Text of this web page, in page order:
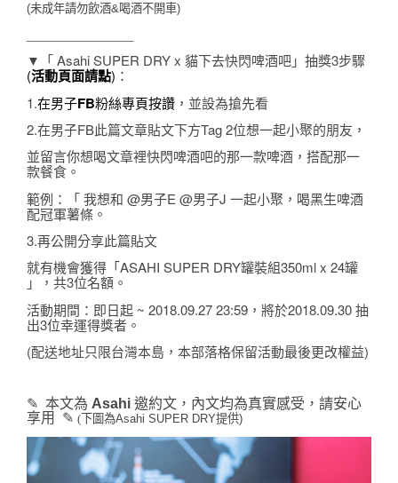
(未成年請勿飲酒&喝酒不開車)
▼「 Asahi SUPER DRY x 貓下去快閃啤酒吧」抽獎3步驟
(活動頁面請點) ：
1.在男子FB粉絲專頁按讚 ，並設為搶先看
2.在男子FB此篇文章貼文下方Tag 2位想一起小聚的朋友，
並留言你想喝文章裡快閃啤酒吧的那一款啤酒，搭配那一
款餐食。
範例：「 我想和 @男子E @男子J 一起小聚，喝黑生啤酒
配冠軍薯條。
3.再公開分享此篇貼文
就有機會獲得「ASAHI SUPER DRY罐裝組350ml x 24罐
」，共3位名額。
活動期間：即日起 ~ 2018.09.27 23:59， 將於2018.09.30 抽
出3位幸運得獎者。
(配送地址只限台灣本島，本部落格保留活動最後更改權益)
✎  本文為 Asahi 邀約文，內文均為真實感受，請安心
享用  ✎ (下圖為Asahi SUPER DRY提供)